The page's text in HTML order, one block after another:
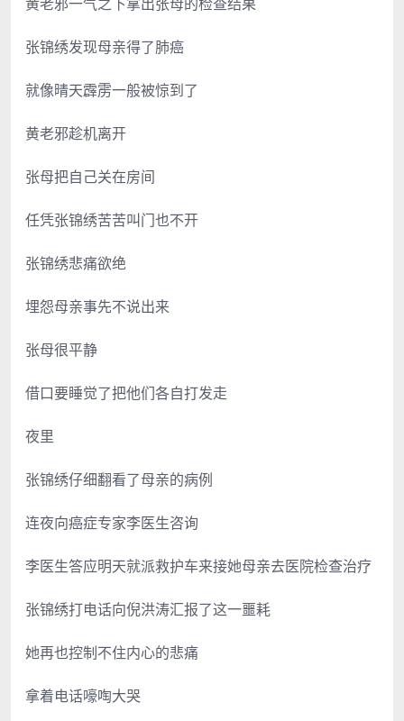
张锦绣发现母亲得了肺癌
就像晴天霹雳一般被惊到了
黄老邪趁机离开
张母把自己关在房间
任凭张锦绣苦苦叫门也不开
张锦绣悲痛欲绝
埋怨母亲事先不说出来
张母很平静
借口要睡觉了把他们各自打发走
夜里
张锦绣仔细翻看了母亲的病例
连夜向癌症专家李医生咨询
李医生答应明天就派救护车来接她母亲去医院检查治疗
张锦绣打电话向倪洪涛汇报了这一噩耗
她再也控制不住内心的悲痛
拿着电话嚎啕大哭